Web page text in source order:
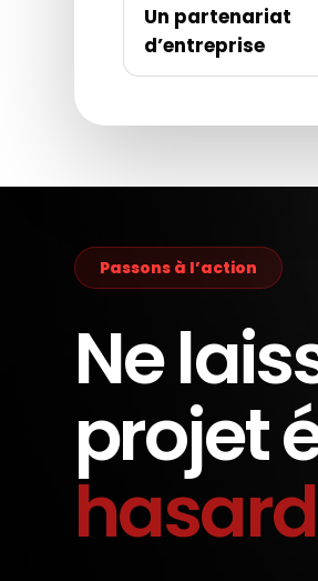
Un partenariat
d’entreprise
Passons à l’action
Ne
projet
hasard